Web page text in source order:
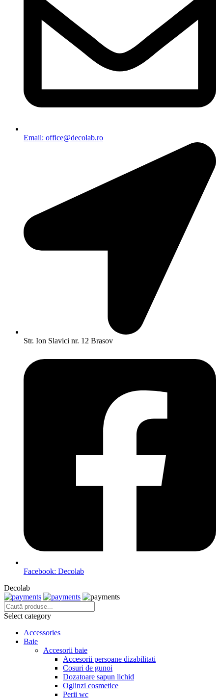
Email: office@decolab.ro
Str. Ion Slavici nr. 12 Brasov
Facebook: Decolab
Decolab
Select category
Accessories
Baie
Accesorii baie
Accesorii persoane dizabilitati
Cosuri de gunoi
Dozatoare sapun lichid
Oglinzi cosmetice
Perii wc